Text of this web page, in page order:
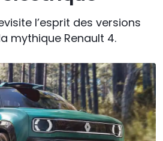
l’esprit des versions
mythique Renault 4.